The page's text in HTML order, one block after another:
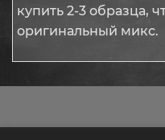
купить 2-3 образца,
оригинальный микс.